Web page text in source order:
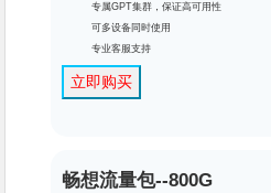
专属GPT集群，保证高可用性
可多设备同时使用
专业客服支持
立即购买
畅想流量包--800G